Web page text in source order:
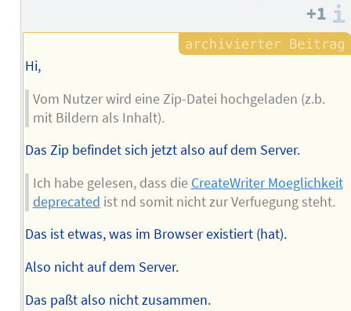
Autors
+1
Hi,
Vom Nutzer wird eine Zip-Datei hochgeladen (z.b.
mit Bildern als Inhalt).
Das Zip befindet sich jetzt also auf dem Server.
Ich habe gelesen, dass die CreateWriter Moeglichkeit
deprecated ist nd somit nicht zur Verfuegung steht.
Das ist etwas, was im Browser existiert (hat).
Also nicht auf dem Server.
Das paßt also nicht zusammen.